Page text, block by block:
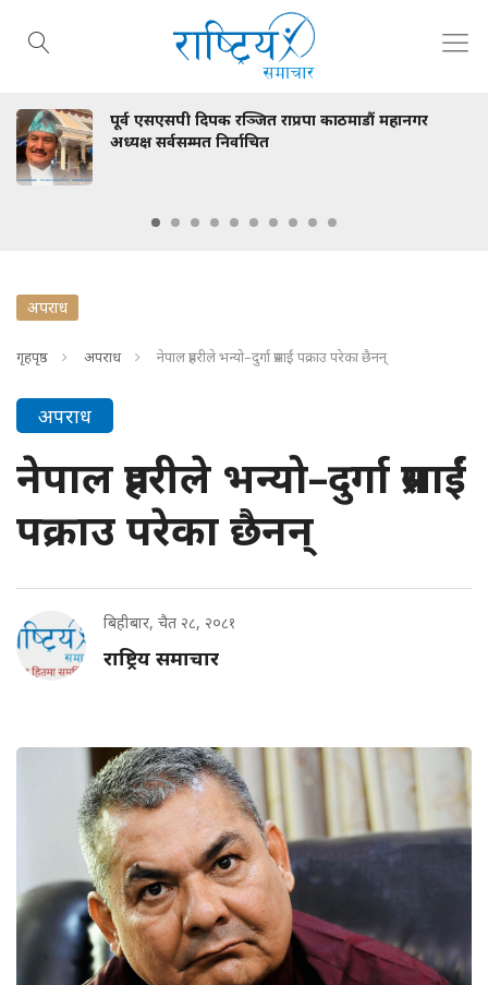
दिपक रञ्जित राप्रपा काठमाडौं महानगर
निर्वाचित
स्वास्थ्य
अपराध
गृहपृष्ठ अपराध नेपाल प्रहरीले भन्यो–दुर्गा प्रसाईं पक्राउ परेका छैनन्
अपराध
नेपाल प्रहरीले भन्यो–दुर्गा प्रसाईं
पक्राउ परेका छैनन्
बिहीबार, चैत २८, २०८१
राष्ट्रिय समाचार